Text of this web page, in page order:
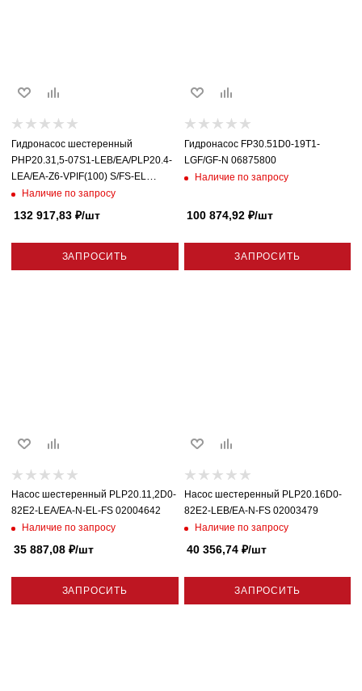
Гидронасос шестеренный
PHP20.31,5-07S1-LEB/EA/PLP20.4-
LEA/EA-Z6-VPIF(100) S/FS-EL
666000TD
Наличие по запросу
132 917,83 ₽/шт
ЗАПРОСИТЬ
Гидронасос FP30.51D0-19T1-
LGF/GF-N 06875800
Наличие по запросу
100 874,92₽/шт
ЗАПРОСИТЬ
Насос шестеренный PLP20.11,2D0-
82E2-LEA/EA-N-EL-FS 02004642
Наличие по запросу
35 887,08 ₽/шт
ЗАПРОСИТЬ
Насос шестеренный PLP20.16D0-
82E2-LEB/EA-N-FS 02003479
Наличие по запросу
40 356,74₽/шт
ЗАПРОСИТЬ